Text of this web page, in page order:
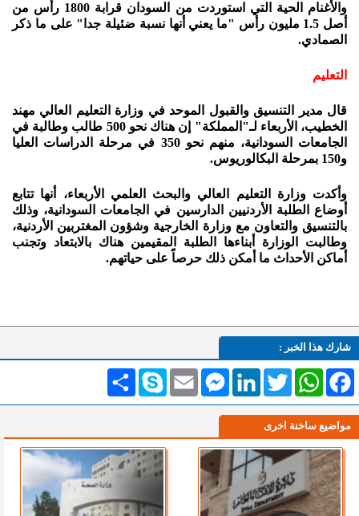
والأغنام الحية التي استوردت من السودان قرابة 1800 رأس من
أصل 1.5 مليون رأس "ما يعني أنها نسبة ضئيلة جدا" على ما ذكر
الصمادي.
التعليم
قال مدير التنسيق والقبول الموحد في وزارة التعليم العالي مهند
الخطيب، الأربعاء لـ"المملكة" إن هناك نحو 500 طالب وطالبة في
الجامعات السودانية، منهم نحو 350 في مرحلة الدراسات العليا
و150 بمرحلة البكالوريوس.
وأكدت وزارة التعليم العالي والبحث العلمي الأربعاء، أنها تتابع
أوضاع الطلبة الأردنيين الدارسين في الجامعات السودانية، وذلك
بالتنسيق والتعاون مع وزارة الخارجية وشؤون المغتربين الأردنية،
وطالبت الوزارة أبناءها الطلبة المقيمين هناك بالابتعاد وتجنب
أماكن الأحداث ما أمكن ذلك حرصاً على حياتهم.
شارك هذا الخبر :
انشر Skype Email
MessengerLinkedInTwitterWhatsAppFacebook
مواضيع ساخنة اخرى